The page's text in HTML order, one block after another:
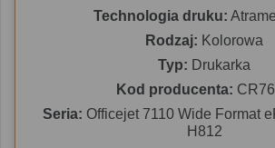
Technologia druku:
Rodzaj: Kolorowa
Typ: Drukarka
Kod producenta:
Seria: Officejet 7110 Wide Format
H812